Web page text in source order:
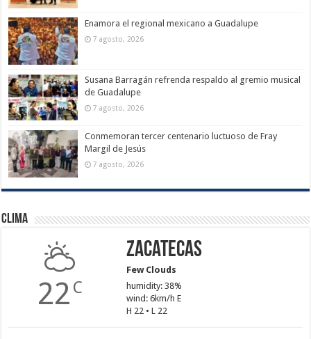
Enamora el regional mexicano a Guadalupe
7 agosto, 2026
Susana Barragán refrenda respaldo al gremio musical
de Guadalupe
7 agosto, 2026
Conmemoran tercer centenario luctuoso de Fray
Margil de Jesús
7 agosto, 2026
Clima
22 C
Zacatecas
Few Clouds
humidity: 38%
wind: 6km/h E
H 22 • L 22